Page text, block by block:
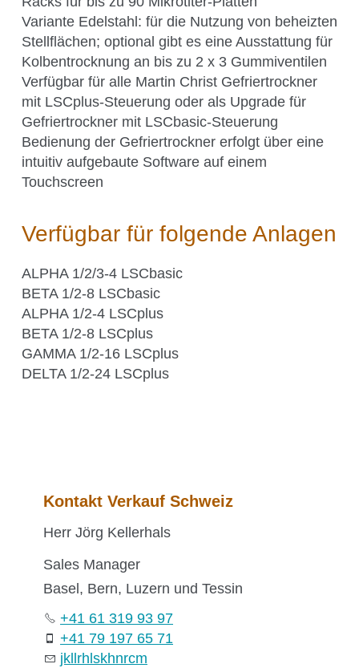
Kuhner Seminare und Schulungen
Kuhner Notes
Kuhner ScienceNotes
Kuhner Videos
OTR Calculator
Über Kühner
Kuhner Atelier
Geschichte
Kuhner Life
Karriere
Downloadcenter
Multimedia
Social Media
Variante Edelstahl: für die Nutzung von beheizten
Stellflächen; optional gibt es eine Ausstattung für
Kolbentrocknung an bis zu 2 x 3 Gummiventilen
Verfügbar für alle Martin Christ Gefriertrockner
mit LSCplus-Steuerung oder als Upgrade für
Gefriertrockner mit LSCbasic-Steuerung
Bedienung der Gefriertrockner erfolgt über eine
intuitiv aufgebaute Software auf einem
Touchscreen
Verfügbar für folgende Anlagen
ALPHA 1/2/3-4 LSCbasic
BETA 1/2-8 LSCbasic
ALPHA 1/2-4 LSCplus
BETA 1/2-8 LSCplus
GAMMA 1/2-16 LSCplus
DELTA 1/2-24 LSCplus
Kontakt Verkauf Schweiz
Herr Jörg Kellerhals
Sales Manager
Basel, Bern, Luzern und Tessin
+41 61 319 93 97
+41 79 197 65 71
jk rh lskhnrcm